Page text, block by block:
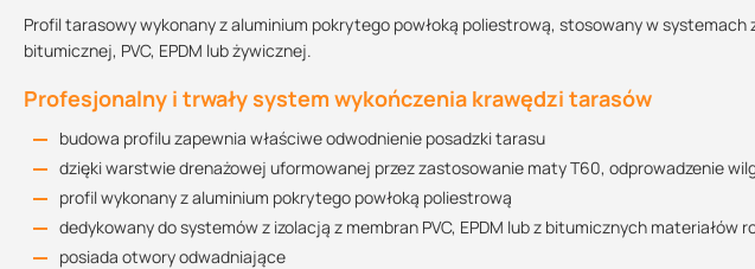
Profil tarasowy wykonany z aluminium pokrytego powłoką poliestrową, stosowany w systemach
bitumicznej, PVC, EPDM lub żywicznej.
Profesjonalny i trwały system wykończenia krawędzi tarasów
budowa profilu zapewnia właściwe odwodnienie posadzki tarasu
dzięki warstwie drenażowej uformowanej przez zastosowanie maty T60, odprowadzenie
profil wykonany z aluminium pokrytego powłoką poliestrową
dedykowany do systemów z izolacją z membran PVC, EPDM lub z bitumicznych materiałów
posiada otwory odwadniające
zapewnia szczelność w strefie okapowej
gwarantuje skuteczne odprowadzenie wody z posadzki
prosty i szybki montaż
kupując ten produkt w Suez otrzymujesz wsparcie naszych doradców technicznych
Długość:
Sprzedajemy na:
Kolor:
RAL 7024 (grafit)
RAL 7037 (szary)
RAL 8019 (ciemny
brąz)
Dodatkowe dane
Karta Techniczna
985.28 KB
Maszy pytania
Specjalista doradca
07:00 - 15:00